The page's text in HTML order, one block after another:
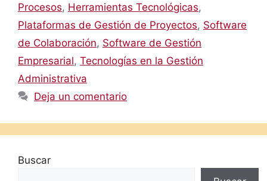
Procesos, Herramientas Tecnológicas,
Plataformas de Gestión de Proyectos, Software
de Colaboración, Software de Gestión
Empresarial, Tecnologías en la Gestión
Administrativa
Deja un comentario
Buscar